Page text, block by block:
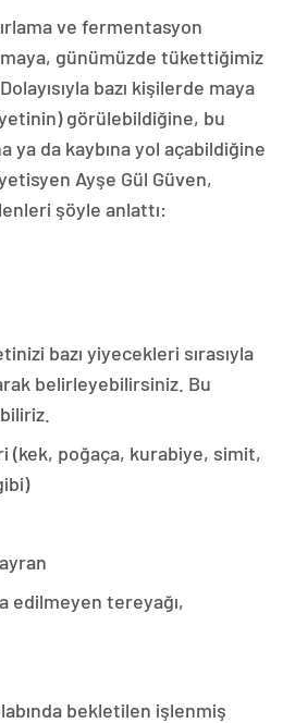
ve fermentasyon
günümüzde tükettiğimiz
bazı kişilerde maya
görülebildiğine, bu
ya da kaybına yol açabildiğine
Ayşe Gül Güven,
şöyle anlattı:
bazı yiyecekleri sırasıyla
belirleyebilirsiniz. Bu
(kek, poğaça, kurabiye, simit,
edilmeyen tereyağı,
bekletilen işlenmiş